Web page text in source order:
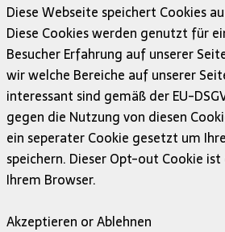
Diese Webseite speichert Cookies
Diese Cookies werden genutzt für
Besucher Erfahrung auf unserer
wir welche Bereiche auf unserer
interessant sind gemäß der EU-
gegen die Nutzung von diesen
ein seperater Cookie gesetzt um
speichern. Dieser Opt-out Cookie
Ihrem Browser.
Akzeptieren or Ablehnen